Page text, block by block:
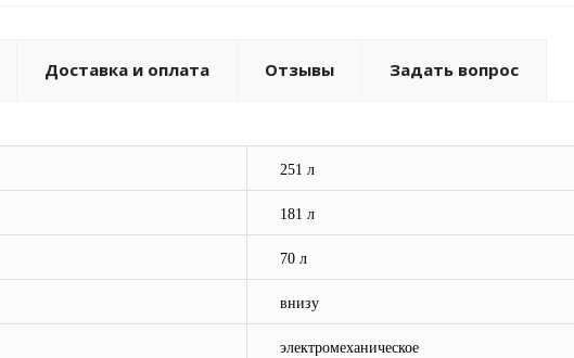
Доставка и оплата Отзывы Задать вопрос
251 л
181 л
70 л
внизу
электромеханическое